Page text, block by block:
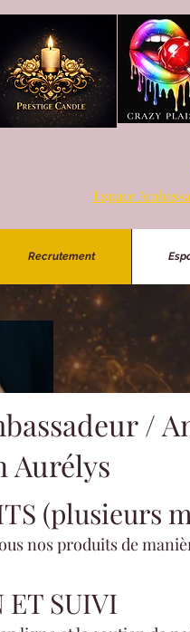
Espace
Recrutement
/
Aurélys
(plusieurs
nos produits de
ET SUIVI